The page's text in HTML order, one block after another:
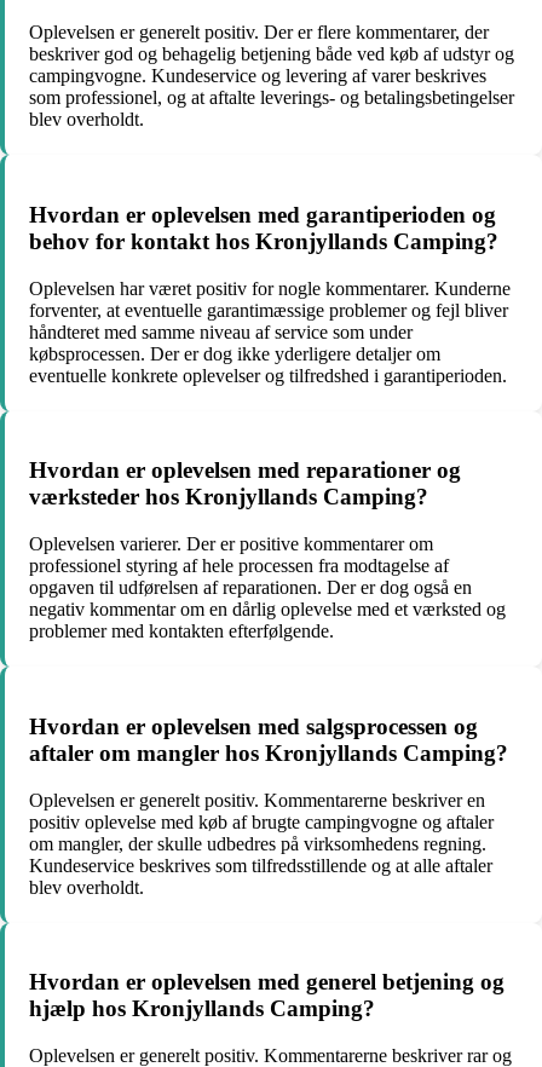
Oplevelsen er generelt positiv. Der er flere kommentarer, der
beskriver god og behagelig betjening både ved køb af udstyr og
campingvogne. Kundeservice og levering af varer beskrives
som professionel, og at aftalte leverings- og betalingsbetingelser
blev overholdt.
Hvordan er oplevelsen med garantiperioden og
behov for kontakt hos Kronjyllands Camping?
Oplevelsen har været positiv for nogle kommentarer. Kunderne
forventer, at eventuelle garantimæssige problemer og fejl bliver
håndteret med samme niveau af service som under
købsprocessen. Der er dog ikke yderligere detaljer om
eventuelle konkrete oplevelser og tilfredshed i garantiperioden.
Hvordan er oplevelsen med reparationer og
værksteder hos Kronjyllands Camping?
Oplevelsen varierer. Der er positive kommentarer om
professionel styring af hele processen fra modtagelse af
opgaven til udførelsen af reparationen. Der er dog også en
negativ kommentar om en dårlig oplevelse med et værksted og
problemer med kontakten efterfølgende.
Hvordan er oplevelsen med salgsprocessen og
aftaler om mangler hos Kronjyllands Camping?
Oplevelsen er generelt positiv. Kommentarerne beskriver en
positiv oplevelse med køb af brugte campingvogne og aftaler
om mangler, der skulle udbedres på virksomhedens regning.
Kundeservice beskrives som tilfredsstillende og at alle aftaler
blev overholdt.
Hvordan er oplevelsen med generel betjening og
hjælp hos Kronjyllands Camping?
Oplevelsen er generelt positiv. Kommentarerne beskriver rar og